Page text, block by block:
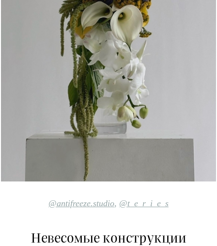
@antifreeze.studio, @t_e_r_i_e_s
Невесомые конструкции